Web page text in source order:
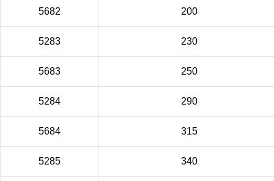
5682 200
5283 230
5683 250
5284 290
5684 315
5285 340